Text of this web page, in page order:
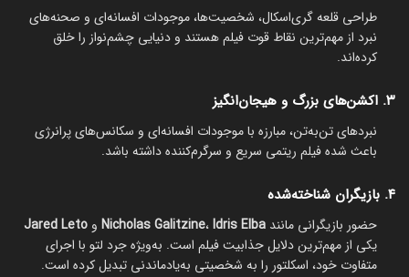
طراحی قلعه گری‌اسکال، شخصیت‌ها، موجودات افسانه‌ای و صحنه‌های
نبرد از مهم‌ترین نقاط قوت فیلم هستند و دنیایی چشم‌نواز را خلق
کرده‌اند.
۳. اکشن‌های بزرگ و هیجان‌انگیز
نبردهای تن‌به‌تن، مبارزه با موجودات افسانه‌ای و سکانس‌های پرانرژی
باعث شده فیلم ریتمی سریع و سرگرم‌کننده داشته باشد.
۴. بازیگران شناخته‌شده
حضور بازیگرانی مانند Nicholas Galitzine،Idris Elba و Jared Leto
یکی از مهم‌ترین دلایل جذابیت فیلم است. به‌ویژه جرد لتو با اجرای
متفاوت خود، اسکلتور را به شخصیتی به‌یادماندنی تبدیل کرده است.